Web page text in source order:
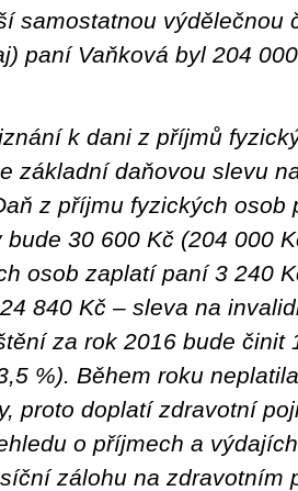
samostatnou výdělečnou
paní Vaňková byl 204
k dani z příjmů
základní daňovou slevu
z příjmu fyzických osob
30 600 Kč (204 000
osob zaplatí paní 3 240
840 Kč – sleva na
za rok 2016 bude činit
%). Během roku
proto doplatí zdravotní
o příjmech a
zálohu na zdravotním